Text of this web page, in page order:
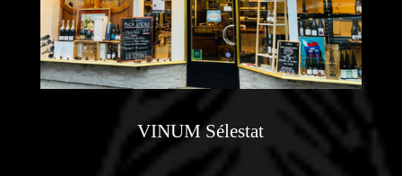
VINUM Sélestat